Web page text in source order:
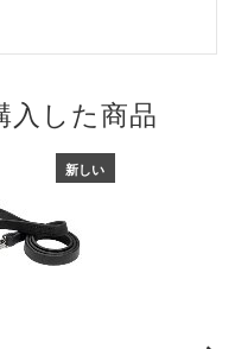
入した商品
新しい